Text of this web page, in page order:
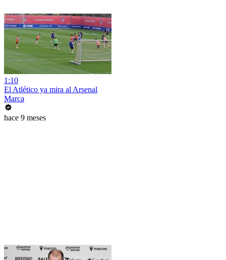
1:10
El Atlético ya mira al Arsenal
Marca
hace 9 meses